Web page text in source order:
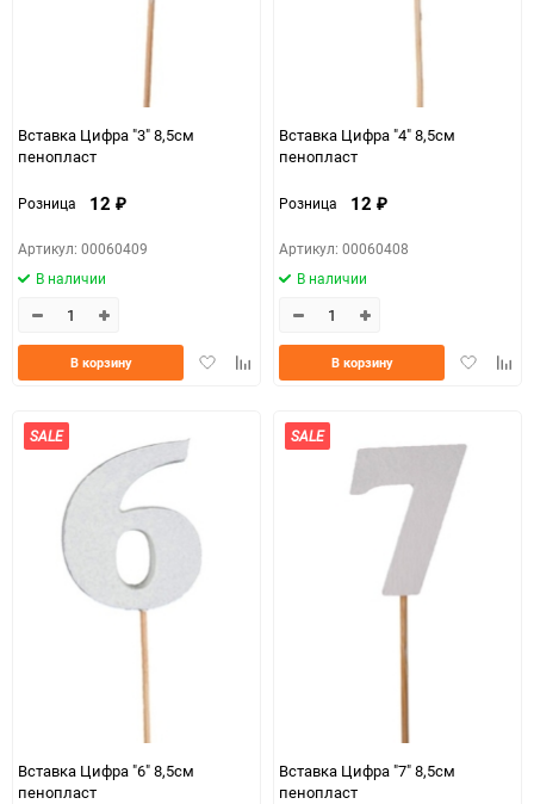
Вставка Цифра "3" 8,5см
пенопласт
Розница 12 ₽
Артикул: 00060409
В наличии
ДобавитьДобавить
В корзину
Вставка Цифра "4" 8,5см
пенопласт
Розница 12 ₽
Артикул: 00060408
В наличии
Добавить
В корзину
SALE
Вставка Цифра "6" 8,5см
пенопласт
SALE
Вставка Цифра "7" 8,5см
пенопласт